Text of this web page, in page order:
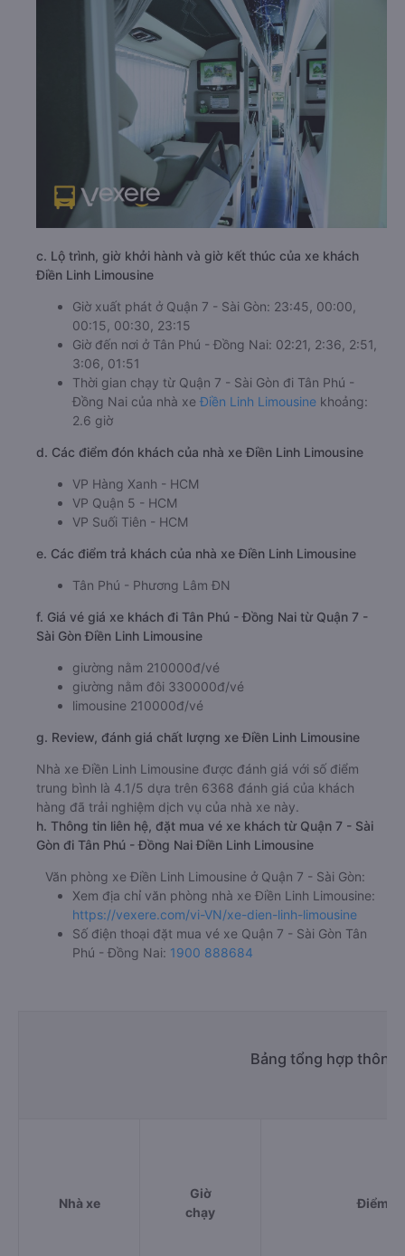
c. Lộ trình, giờ khởi hành và giờ kết thúc của xe khách
Điền Linh Limousine
Giờ xuất phát ở Quận 7 - Sài Gòn: 23:45, 00:00,
00:15, 00:30, 23:15
Giờ đến nơi ở Tân Phú - Đồng Nai: 02:21, 2:36, 2:51,
3:06, 01:51
Thời gian chạy từ Quận 7 - Sài Gòn đi Tân Phú -
Đồng Nai của nhà xe Điền Linh Limousine khoảng:
2.6 giờ
d. Các điểm đón khách của nhà xe Điền Linh Limousine
VP Hàng Xanh - HCM
VP Quận 5 - HCM
VP Suối Tiên - HCM
e. Các điểm trả khách của nhà xe Điền Linh Limousine
Tân Phú - Phương Lâm ĐN
f. Giá vé giá xe khách đi Tân Phú - Đồng Nai từ Quận 7 -
Sài Gòn Điền Linh Limousine
giường nằm 210000đ/vé
giường nằm đôi 330000đ/vé
limousine 210000đ/vé
g. Review, đánh giá chất lượng xe Điền Linh Limousine
Nhà xe Điền Linh Limousine được đánh giá với số điểm
trung bình là 4.1/5 dựa trên 6368 đánh giá của khách
hàng đã trải nghiệm dịch vụ của nhà xe này.
h. Thông tin liên hệ, đặt mua vé xe khách từ Quận 7 - Sài
Gòn đi Tân Phú - Đồng Nai Điền Linh Limousine
Văn phòng xe Điền Linh Limousine ở Quận 7 - Sài Gòn:
Xem địa chỉ văn phòng nhà xe Điền Linh Limousine:
https://vexere.com/vi-VN/xe-dien-linh-limousine
Số điện thoại đặt mua vé xe Quận 7 - Sài Gòn Tân
Phú - Đồng Nai: 1900 888684
Bảng tổng hợp thông
Nhà xe
Giờ
chạy
Điểm đi